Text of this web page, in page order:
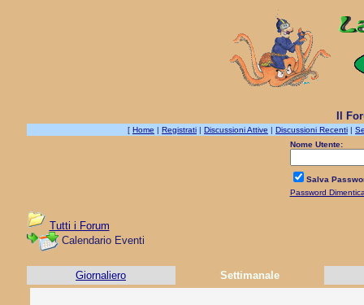
Il
[ Home | Registrati | Discussioni Attive | Discussioni Recenti |
Nome Utente:
Salva
Password
Tutti i Forum
Calendario Eventi
Giornaliero Settimanale